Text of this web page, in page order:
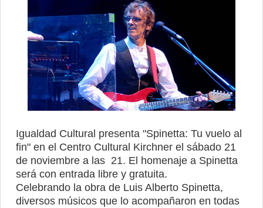
Igualdad Cultural presenta "Spinetta: Tu vuelo al
fin" en el Centro Cultural Kirchner el sábado 21
de noviembre a las 21. El homenaje a Spinetta
será con entrada libre y gratuita.
Celebrando la obra de Luis Alberto Spinetta,
diversos músicos que lo acompañaron en todas